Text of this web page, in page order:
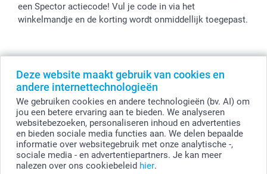
Deze website maakt gebruik van cookies en
andere internettechnologieën
We gebruiken cookies en andere technologieën (bv. AI) om
jou een betere ervaring aan te bieden. We analyseren
websitebezoeken, personaliseren inhoud en advertenties
en bieden sociale media functies aan. We delen bepaalde
informatie over websitegebruik met onze analytische -,
sociale media - en advertentiepartners. Je kan meer
nalezen over ons cookiebeleid hier.
een Spector actiecode! Vul je code in via het
winkelmandje en de korting wordt onmiddellijk toegepast.
© smartphoto group. Alle rechten voorbehouden
smartphoto group NV.
Kwatrechtsteenweg 160, 9230 Wetteren, België
BTW-nummer BE 0405.706.755
Ondernemingsnummer 0405.706.755.
Bankgegevens: IBAN BE71 2850 2711 5569 - BIC: GEBABEBB